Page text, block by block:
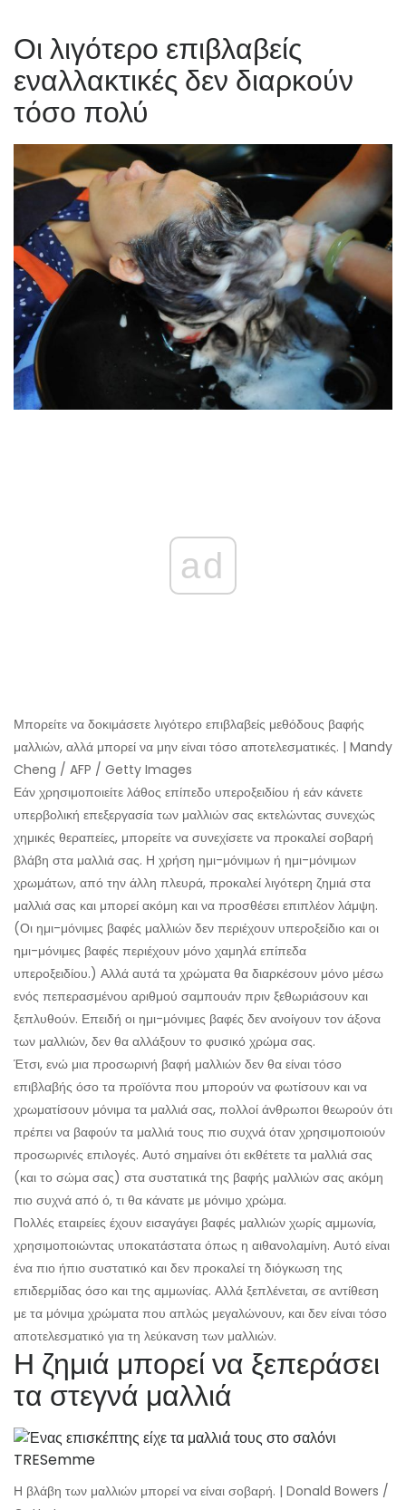
Οι λιγότερο επιβλαβείς
εναλλακτικές δεν διαρκούν
τόσο πολύ
ad
Μπορείτε να δοκιμάσετε λιγότερο επιβλαβείς μεθόδους βαφής
μαλλιών, αλλά μπορεί να μην είναι τόσο αποτελεσματικές. | Mandy
Cheng / AFP / Getty Images
Εάν χρησιμοποιείτε λάθος επίπεδο υπεροξειδίου ή εάν κάνετε
υπερβολική επεξεργασία των μαλλιών σας εκτελώντας συνεχώς
χημικές θεραπείες, μπορείτε να συνεχίσετε να προκαλεί σοβαρή
βλάβη στα μαλλιά σας. Η χρήση ημι-μόνιμων ή ημι-μόνιμων
χρωμάτων, από την άλλη πλευρά, προκαλεί λιγότερη ζημιά στα
μαλλιά σας και μπορεί ακόμη και να προσθέσει επιπλέον λάμψη.
(Οι ημι-μόνιμες βαφές μαλλιών δεν περιέχουν υπεροξείδιο και οι
ημι-μόνιμες βαφές περιέχουν μόνο χαμηλά επίπεδα
υπεροξειδίου.) Αλλά αυτά τα χρώματα θα διαρκέσουν μόνο μέσω
ενός πεπερασμένου αριθμού σαμπουάν πριν ξεθωριάσουν και
ξεπλυθούν. Επειδή οι ημι-μόνιμες βαφές δεν ανοίγουν τον άξονα
των μαλλιών, δεν θα αλλάξουν το φυσικό χρώμα σας.
Έτσι, ενώ μια προσωρινή βαφή μαλλιών δεν θα είναι τόσο
επιβλαβής όσο τα προϊόντα που μπορούν να φωτίσουν και να
χρωματίσουν μόνιμα τα μαλλιά σας, πολλοί άνθρωποι θεωρούν ότι
πρέπει να βαφούν τα μαλλιά τους πιο συχνά όταν χρησιμοποιούν
προσωρινές επιλογές. Αυτό σημαίνει ότι εκθέτετε τα μαλλιά σας
(και το σώμα σας) στα συστατικά της βαφής μαλλιών σας ακόμη
πιο συχνά από ό, τι θα κάνατε με μόνιμο χρώμα.
Πολλές εταιρείες έχουν εισαγάγει βαφές μαλλιών χωρίς αμμωνία,
χρησιμοποιώντας υποκατάστατα όπως η αιθανολαμίνη. Αυτό είναι
ένα πιο ήπιο συστατικό και δεν προκαλεί τη διόγκωση της
επιδερμίδας όσο και της αμμωνίας. Αλλά ξεπλένεται, σε αντίθεση
με τα μόνιμα χρώματα που απλώς μεγαλώνουν, και δεν είναι τόσο
αποτελεσματικό για τη λεύκανση των μαλλιών.
Η ζημιά μπορεί να ξεπεράσει
τα στεγνά μαλλιά
Η βλάβη των μαλλιών μπορεί να είναι σοβαρή. | Donald Bowers /